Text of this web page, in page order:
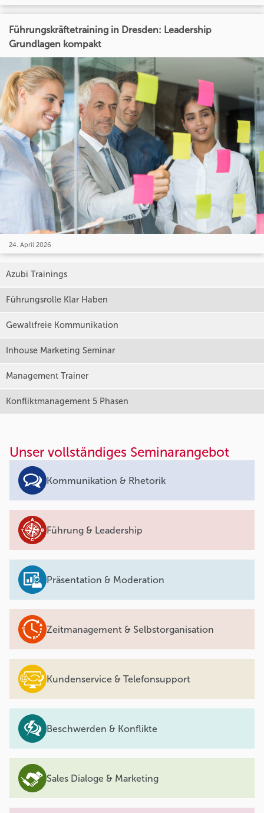
Führungskräftetraining in Dresden: Leadership
Grundlagen kompakt
24. April 2026
Azubi Trainings
Führungsrolle Klar Haben
Gewaltfreie Kommunikation
Inhouse Marketing Seminar
Management Trainer
Konfliktmanagement 5 Phasen
Unser vollständiges Seminarangebot
Kommunikation & Rhetorik
Führung & Leadership
Präsentation & Moderation
Zeitmanagement & Selbstorganisation
Kundenservice & Telefonsupport
Beschwerden & Konflikte
Sales Dialoge & Marketing